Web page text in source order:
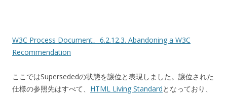
W3C Process Document、6.2.12.3. Abandoning a W3C
Recommendation
ここではSupersededの状態を譲位と表現しました。譲位された
仕様の参照先はすべて、 HTML Living Standardとなっており、